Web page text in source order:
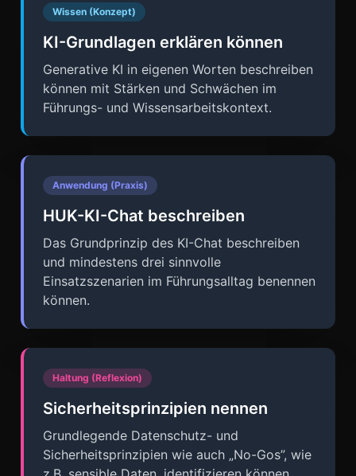
Wissen (Konzept)
KI-Grundlagen erklären können
Generative KI in eigenen Worten beschreiben
können mit Stärken und Schwächen im
Führungs- und Wissensarbeitskontext.
Anwendung (Praxis)
HUK-KI-Chat beschreiben
Das Grundprinzip des KI-Chat beschreiben
und mindestens drei sinnvolle
Einsatzszenarien im Führungsalltag benennen
können.
Haltung (Reflexion)
Sicherheitsprinzipien nennen
Grundlegende Datenschutz- und
Sicherheitsprinzipien wie auch „No-Gos”, wie